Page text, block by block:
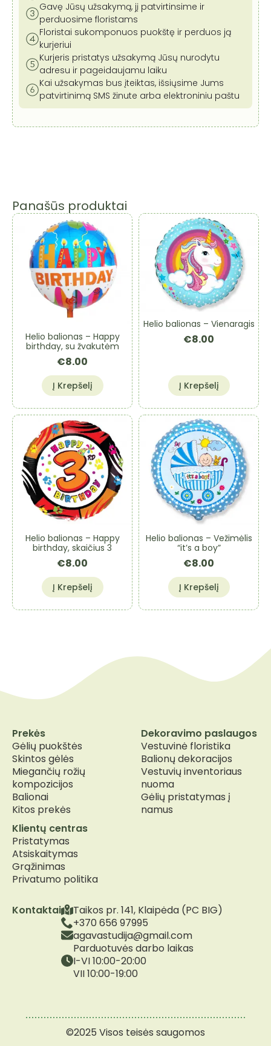
Gavę Jūsų užsakymą, jį patvirtinsime ir
perduosime floristams
Floristai sukomponuos puokštę ir perduos ją
kurjeriui
Kurjeris pristatys užsakymą Jūsų nurodytu
adresu ir pageidaujamu laiku
Kai užsakymas bus įteiktas, išsiųsime Jums
patvirtinimą SMS žinute arba elektroniniu paštu
Panašūs produktai
Helio balionas – Happy
birthday, su žvakutėm
€8.00
Į Krepšelį
Helio balionas – Vienaragis
€8.00
Į Krepšelį
Helio balionas – Happy
birthday, skaičius 3
€8.00
Į Krepšelį
Helio balionas – Vežimėlis
“it’s a boy”
€8.00
Į Krepšelį
Kontaktai
Taikos pr. 141, Klaipėda (PC BIG)
+370 656 97995
agavastudija@gmail.com
Parduotuvės darbo laikas
I-VI 10:00-20:00
VII 10:00-19:00
Prekės
Gėlių puokštės
Skintos gėlės
Miegančių rožių
kompozicijos
Balionai
Kitos prekės
Dekoravimo paslaugos
Vestuvinė floristika
Balionų dekoracijos
Vestuvių inventoriaus
nuoma
Gėlių pristatymas į
namus
Klientų centras
Pristatymas
Atsiskaitymas
Grąžinimas
Privatumo politika
©2025 Visos teisės saugomos